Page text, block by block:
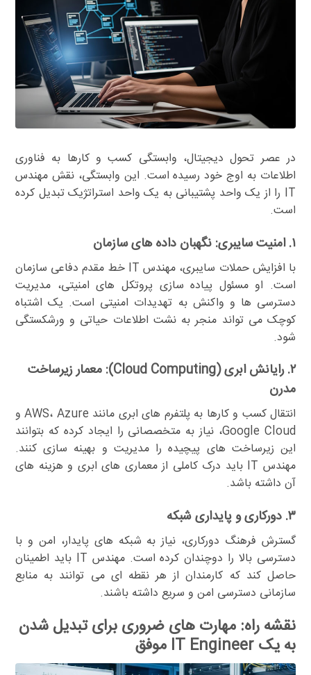
در عصر تحول دیجیتال، وابستگی کسب و کارها به فناوری
اطلاعات به اوج خود رسیده است. این وابستگی، نقش مهندس
IT را از یک واحد پشتیبانی به یک واحد استراتژیک تبدیل کرده
است.
۱. امنیت سایبری: نگهبان داده های سازمان
با افزایش حملات سایبری، مهندس IT خط مقدم دفاعی سازمان
است. او مسئول پیاده سازی پروتکل های امنیتی، مدیریت
دسترسی ها و واکنش به تهدیدات امنیتی است. یک اشتباه
کوچک می تواند منجر به نشت اطلاعات حیاتی و ورشکستگی
شود.
۲. رایانش ابری (Cloud Computing): معمار زیرساخت
مدرن
انتقال کسب و کارها به پلتفرم های ابری مانند AWS، Azure و
Google Cloud، نیاز به متخصصانی را ایجاد کرده که بتوانند
این زیرساخت های پیچیده را مدیریت و بهینه سازی کنند.
مهندس IT باید درک کاملی از معماری های ابری و هزینه های
آن داشته باشد.
۳. دورکاری و پایداری شبکه
گسترش فرهنگ دورکاری، نیاز به شبکه های پایدار، امن و با
دسترسی بالا را دوچندان کرده است. مهندس IT باید اطمینان
حاصل کند که کارمندان از هر نقطه ای می توانند به منابع
سازمانی دسترسی امن و سریع داشته باشند.
نقشه راه: مهارت های ضروری برای تبدیل شدن
به یک IT Engineer موفق